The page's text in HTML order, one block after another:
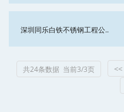
深圳同乐白铁不锈钢工程公..
共24条数据 当前3/3页 <<